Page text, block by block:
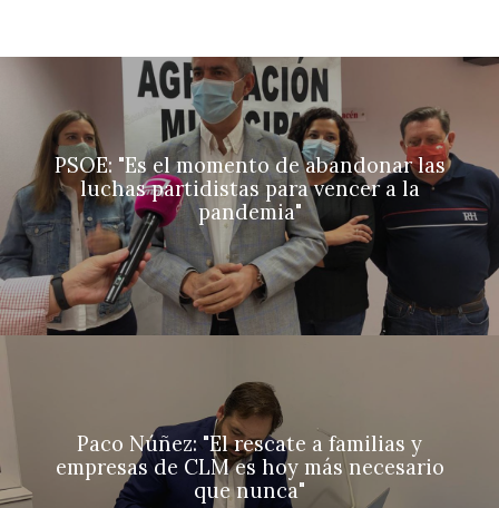
PSOE: "Es el momento de abandonar las
luchas partidistas para vencer a la
pandemia"
Paco Núñez: "El rescate a familias y
empresas de CLM es hoy más necesario
que nunca"